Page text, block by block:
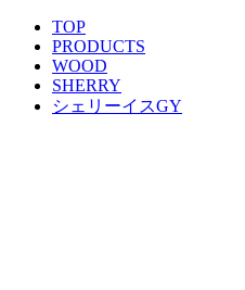
TOP
PRODUCTS
WOOD
SHERRY
シェリーイスGY